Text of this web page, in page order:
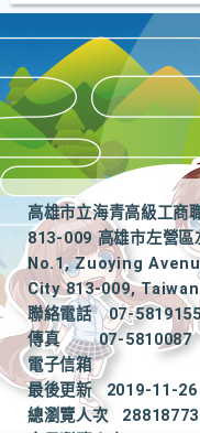
高雄市立海青高級工商
813-009 高雄市左營區
No.1, Zuoying
City 813-009, Taiwan
聯絡電話
07-
傳真
07-5810087
電子信箱
最後更新
2019-11-26
總瀏覽人次
28818773